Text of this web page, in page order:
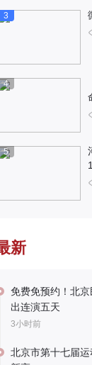
3
4
5
新
免费免预约！北京
出连演五天
3小时前
北京市第十七届